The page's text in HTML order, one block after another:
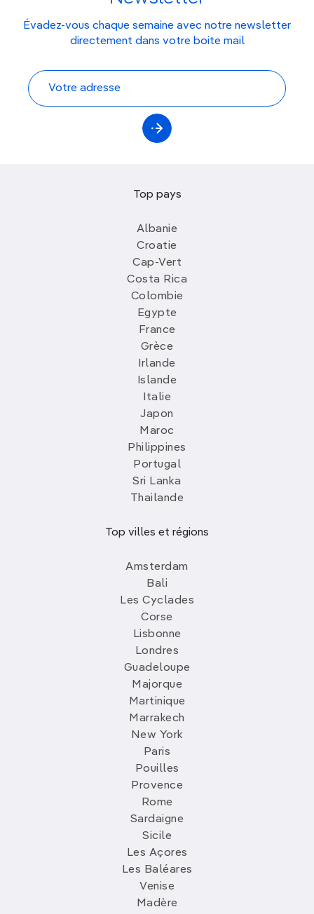
Évadez-vous chaque semaine avec notre newsletter
directement dans votre boite mail
Top pays
Albanie
Croatie
Cap-Vert
Costa Rica
Colombie
Egypte
France
Grèce
Irlande
Islande
Italie
Japon
Maroc
Philippines
Portugal
Sri Lanka
Thailande
Top villes et régions
Amsterdam
Bali
Les Cyclades
Corse
Lisbonne
Londres
Guadeloupe
Majorque
Martinique
Marrakech
New York
Paris
Pouilles
Provence
Rome
Sardaigne
Sicile
Les Açores
Les Baléares
Venise
Madère